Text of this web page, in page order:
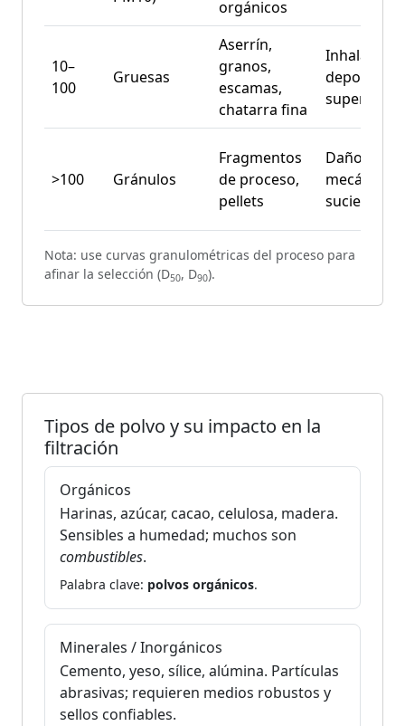
orgánicos
10–
100
Gruesas
Aserrín,
granos,
escamas,
chatarra fina
Inhalable /
deposición
superficial
>100 Gránulos
Fragmentos
de proceso,
pellets
Daño
mecánico /
suciedad
Nota: use curvas granulométricas del proceso para
afinar la selección (D50, D90).
Tipos de polvo y su impacto en la
filtración
Orgánicos
Harinas, azúcar, cacao, celulosa, madera.
Sensibles a humedad; muchos son
combustibles.
Palabra clave: polvos orgánicos.
Minerales / Inorgánicos
Cemento, yeso, sílice, alúmina. Partículas
abrasivas; requieren medios robustos y
sellos confiables.